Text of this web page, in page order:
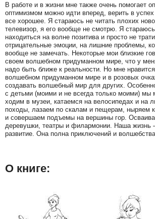
В работе и в жизни мне также очень помогает
оптимизмом можно идти вперед, верить в
все хорошее. Я стараюсь не читать плохих
телевизор, я его вообще не смотрю. Я
находиться на волне позитива и просто не
отрицательные эмоции, на лишние проблемы,
вообще не замечать. Некоторые мои близкие
своем волшебном придуманном мире, что у
надо быть ближе к реальности. Но мне
волшебном придуманном мире и в розовых
создавать волшебный мир для других.
с детьми (моими и не всегда только моими) мы
ходим в музеи, катаемся на велосипедах и на
походы, лазаем по скалам и пещерам, ныряем
и совершаем подъемы на вершины гор.
деревушки, театры и филармонии. Наша жизнь
развитие. Она полна приключений и
О книге: